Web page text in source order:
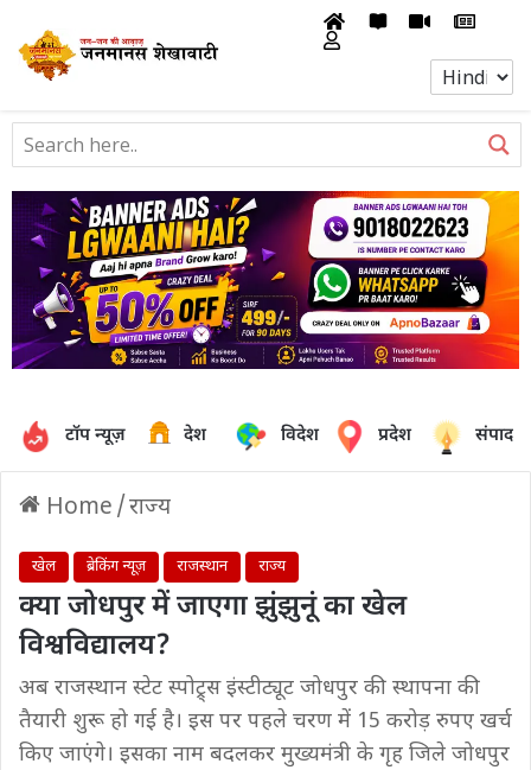
टॉप न्यूज़ देश विदेश प्रदेश
Home /राज्य
खेल ब्रेकिंग न्यूज़ राजस्थान राज्य
क्या जोधपुर में जाएगा झुंझुनूं का खेल
विश्वविद्यालय?
अब राजस्थान स्टेट स्पोट्र्स इंस्टीट्यूट जोधपुर की स्थापना की
तैयारी शुरू हो गई है। इस पर पहले चरण में 15 करोड़ रुपए खर्च
किए जाएंगे। इसका नाम बदलकर मुख्यमंत्री के गृह जिले जोधपुर